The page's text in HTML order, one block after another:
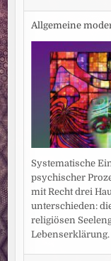
Allgemeine
Systematische
psychischer
mit Recht drei
unterschieden:
religiösen